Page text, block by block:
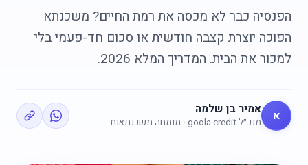
הפנסיה כבר לא מכסה את רמת החיים? משכנתא
הפוכה יוצרת קצבה חודשית או סכום חד-פעמי בלי
למכור את הבית. המדריך המלא 2026.
א אמיר בן שלמה
מנכ״ל goola credit · מומחה משכנתאות